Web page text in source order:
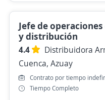
Jefe de
y distribución
4.4
Distribuidora
Cuenca, Azuay
Contrato por tiempo
Tiempo Completo